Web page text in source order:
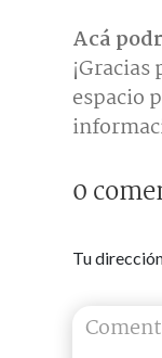
Acá
espacio
0
Tu